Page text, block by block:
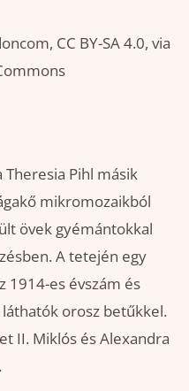
CC BY-SA 4.0, via
Theresia Pihl másik
mikromozaikból
övek gyémántokkal
A tetején egy
1914-es évszám és
orosz betűkkel.
II. Miklós és Alexandra